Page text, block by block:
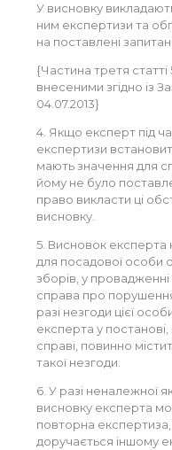
У висновку
ним експертизи та
на поставлені
{Частина третя статті
внесеними згідно із
04.07.2013}
4. Якщо експерт під
експертизи
мають значення для
йому не було
право викласти ці
висновку.
5. Висновок експерта
для посадової особи
зборів, у провадженні
справа про
разі незгоди цієї
експерта у
справі, повинно
такої незгоди.
6. У разі неналежної
висновку експерта
повторна
доручається іншому